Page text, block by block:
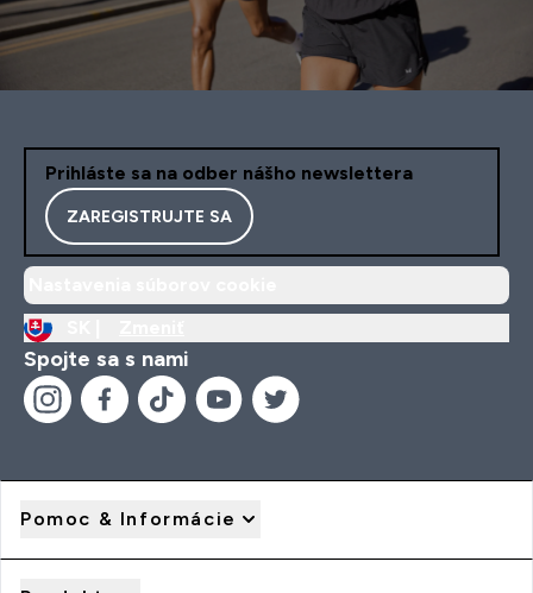
Prihláste sa na odber nášho newslettera
ZAREGISTRUJTE SA
Spojte sa s nami
Pomoc & Informácie